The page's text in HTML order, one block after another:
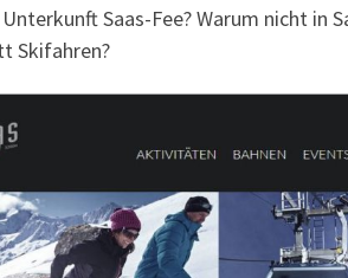
Saas-Fee? Warum nicht in
Skifahren?